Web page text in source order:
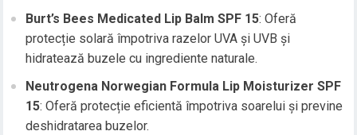
Burt’s Bees Medicated Lip Balm SPF 15: Oferă
protecție solară împotriva razelor UVA și UVB și
hidratează buzele cu ingrediente naturale.
Neutrogena Norwegian Formula Lip Moisturizer SPF
15: Oferă protecție eficientă împotriva soarelui și previne
deshidratarea buzelor.